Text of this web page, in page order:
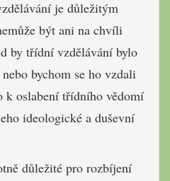
je důležitým
být ani na chvíli
by třídní vzdělávání bylo
bychom se ho vzdali
k oslabení třídního vědomí
ideologické a duševní
důležité pro rozbíjení